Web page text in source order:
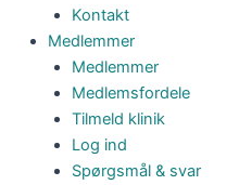
Kontakt
Medlemmer
Medlemmer
Medlemsfordele
Tilmeld klinik
Log ind
Spørgsmål & svar